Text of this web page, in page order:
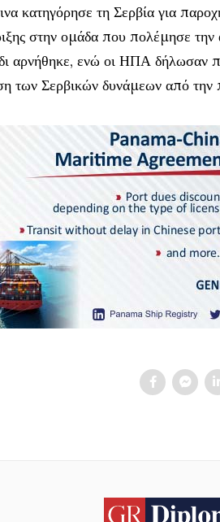
κατηγόρησε τη Σερβία για
στην ομάδα που πολέμησε
αρνήθηκε, ενώ οι ΗΠΑ δήλωσαν
των Σερβικών δυνάμεων από την